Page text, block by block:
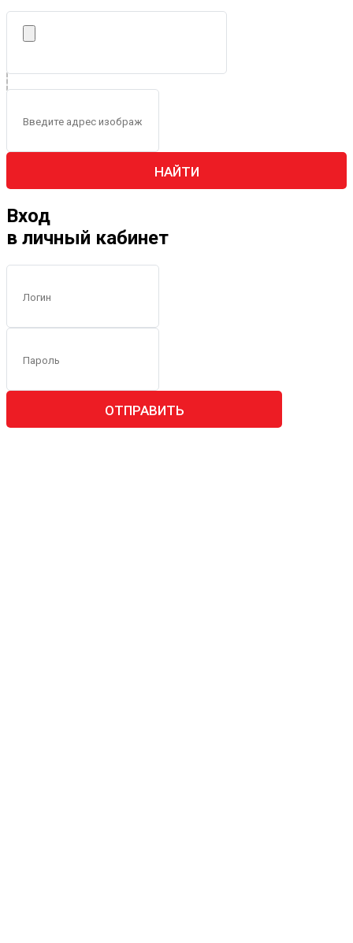
НАЙТИ
Вход
в личный кабинет
ОТПРАВИТЬ